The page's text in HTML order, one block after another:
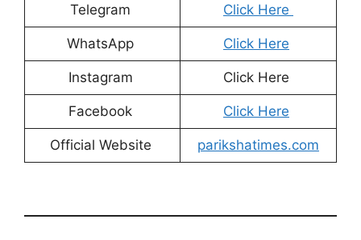
Telegram Click Here
WhatsApp Click Here
Instagram Click Here
Facebook Click Here
Official Website parikshatimes.com